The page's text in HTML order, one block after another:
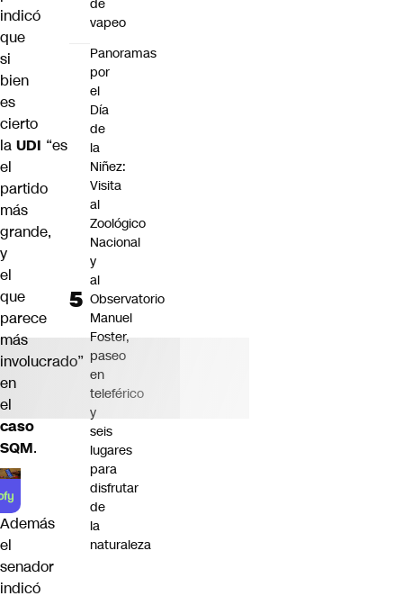
indicó
que
si
bien
es
cierto
la UDI “es
el
partido
más
grande,
y
el
que
parece
más
involucrado”
en
el
caso
SQM.
Además
el
senador
indicó
de
vapeo
Panoramas
por
el
Día
de
la
Niñez:
Visita
al
Zoológico
Nacional
y
al
Observatorio
Manuel
Foster,
paseo
en
teleférico
y
seis
lugares
para
disfrutar
de
la
naturaleza